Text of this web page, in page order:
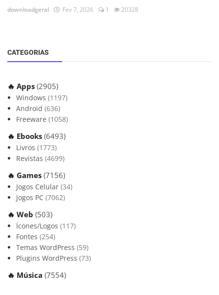
downloadgeral Fev 7, 2026 1 20328
CATEGORIAS
🔥 Apps (2905)
Windows (1197)
Android (636)
Freeware (1058)
🔥 Ebooks (6493)
Livros (1773)
Revistas (4699)
🔥 Games (7156)
Jogos Celular (34)
Jogos PC (7062)
🔥 Web (503)
Ícones/Logos (117)
Fontes (254)
Temas WordPress (59)
Plugins WordPress (73)
🔥 Música (7554)